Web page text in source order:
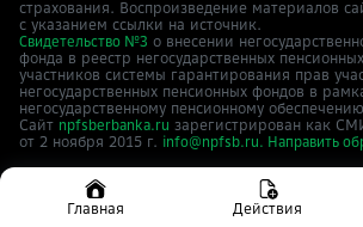
Главная Действия
страхования. Воспроизведение материалов
с указанием ссылки на источник.
Свидетельство №3 о внесении
фонда в реестр негосударственных
участников системы гарантирования прав
негосударственных пенсионных фондов в
негосударственному пенсионному
Сайт npfsberbanka.ru зарегистрирован как
от 2 ноября 2015 г. info@npfsb.ru. Направить